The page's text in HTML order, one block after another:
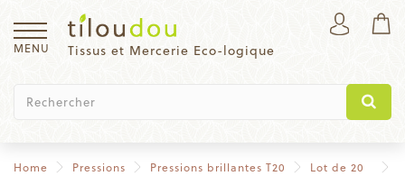
Tissus et Mercerie Eco-logique
MENU
Home Pressions Pressions brillantes T20
Lot de 20